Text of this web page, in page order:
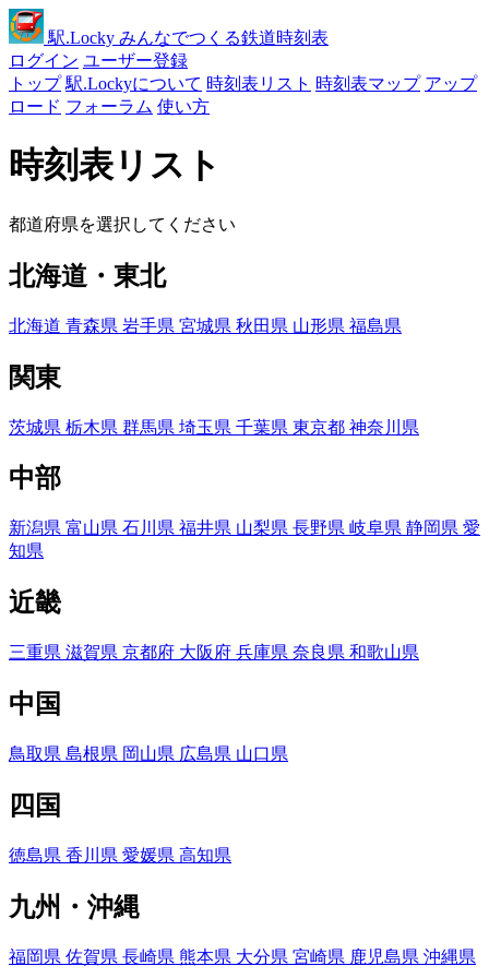
駅.Locky みんなでつくる鉄道時刻表
ログイン ユーザー登録
トップ 駅.Lockyについて 時刻表リスト 時刻表マップ アップ
ロード フォーラム 使い方
時刻表リスト
都道府県を選択してください
北海道・東北
北海道 青森県 岩手県 宮城県 秋田県 山形県 福島県
関東
茨城県 栃木県 群馬県 埼玉県 千葉県 東京都 神奈川県
中部
新潟県 富山県 石川県 福井県 山梨県 長野県 岐阜県 静岡県 愛
知県
近畿
三重県 滋賀県 京都府 大阪府 兵庫県 奈良県 和歌山県
中国
鳥取県 島根県 岡山県 広島県 山口県
四国
徳島県 香川県 愛媛県 高知県
九州・沖縄
福岡県 佐賀県 長崎県 熊本県 大分県 宮崎県 鹿児島県 沖縄県